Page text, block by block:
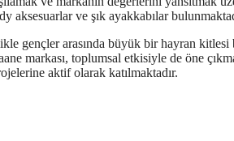
aksesuarlar ve şık ayakkabılar
gençler arasında büyük bir hayran
markası, toplumsal etkisiyle de öne
aktif olarak katılmaktadır.